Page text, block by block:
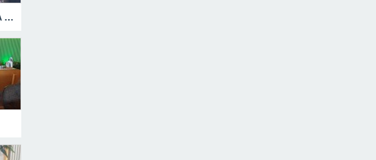
DENİZE DÜŞEN YILANA SARILIR